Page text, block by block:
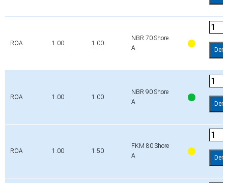
ROA 1.00 1.00
NBR 70 Shore
A
ROA 1.00 1.00
NBR 90 Shore
A
ROA 1.00 1.50
FKM 80 Shore
A